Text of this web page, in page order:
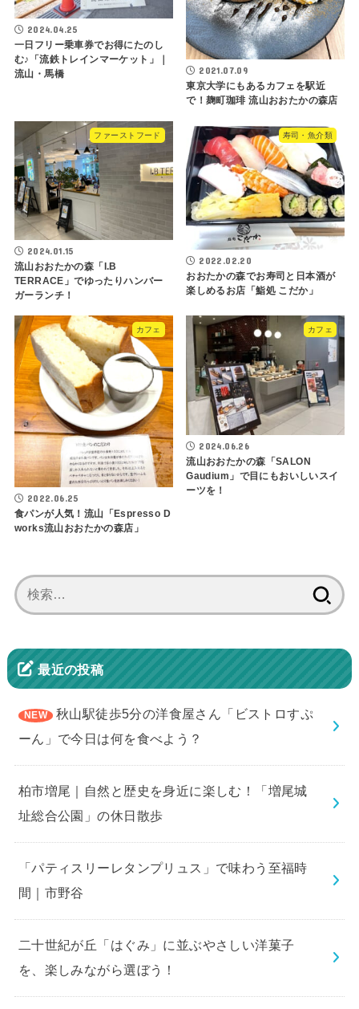
2024.04.25
一日フリー乗車券でお得にたのし
む♪「流鉄トレインマーケット」｜
流山・馬橋
2021.07.09
東京大学にもあるカフェを駅近
で！麹町珈琲 流山おおたかの森店
ファーストフード
2024.01.15
流山おおたかの森「I.B
TERRACE」でゆったりハンバー
ガーランチ！
寿司・魚介類
2022.02.20
おおたかの森でお寿司と日本酒が
楽しめるお店「鮨処 こだか」
カフェ
2022.06.25
食パンが人気！流山「Espresso D
works流山おおたかの森店」
カフェ
2024.06.26
流山おおたかの森「SALON
Gaudium」で目にもおいしいスイ
ーツを！
索:
最近の投稿
秋山駅徒歩5分の洋食屋さん「ビストロすぷ
ーん」で今日は何を食べよう？
柏市増尾｜自然と歴史を身近に楽しむ！「増尾城
址総合公園」の休日散歩
「パティスリーレタンプリュス」で味わう至福時
間｜市野谷
二十世紀が丘「はぐみ」に並ぶやさしい洋菓子
を、楽しみながら選ぼう！